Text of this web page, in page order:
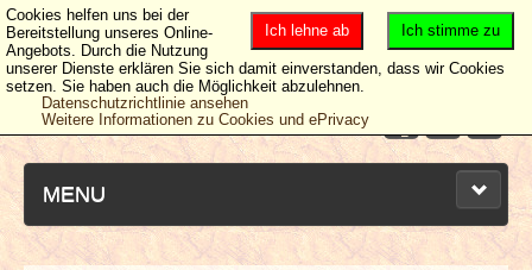
MENU
Ich stimme zu
Ich lehne ab
Cookies helfen uns bei der
Bereitstellung unseres Online-
Angebots. Durch die Nutzung
unserer Dienste erklären Sie sich damit einverstanden, dass wir Cookies
setzen. Sie haben auch die Möglichkeit abzulehnen.
Datenschutzrichtlinie ansehen
Weitere Informationen zu Cookies und ePrivacy